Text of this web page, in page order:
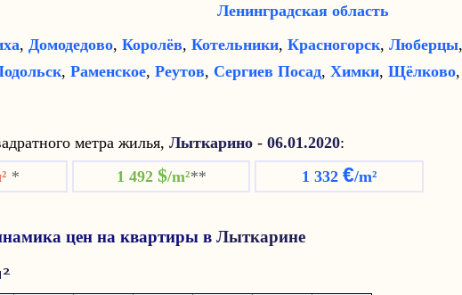
Ленинградская область
, Домодедово, Королёв, Котельники, Красногорск, Люберцы,
, Раменское, Реутов, Сергиев Посад, Химки, Щёлково,
метра жилья, Лыткарино - 06.01.2020:
* 1 492 $/m²** 1 332 €/m²
цен на квартиры в Лыткарине